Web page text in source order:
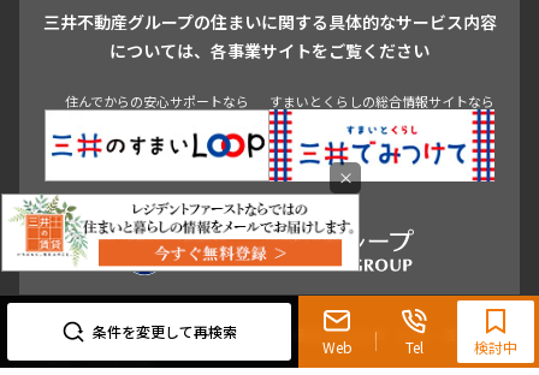
条件を変更して再検索
Web Tel
0120-321-719
9:30~18:00（水曜定休）
検討中
青山 渋谷 東京・大手町 新宿 品川
目黒・中目黒
三井不動産グループの住まいに関する具体的なサービス内容
については、各事業サイトをご覧ください
住んでからの安心サポートなら すまいとくらしの総合情報サイトなら
東京都知事（3）第96482号 （一社） 不動産流通経営協会会員 （公社） 首都圏不動
産公正取引協議会加盟
×